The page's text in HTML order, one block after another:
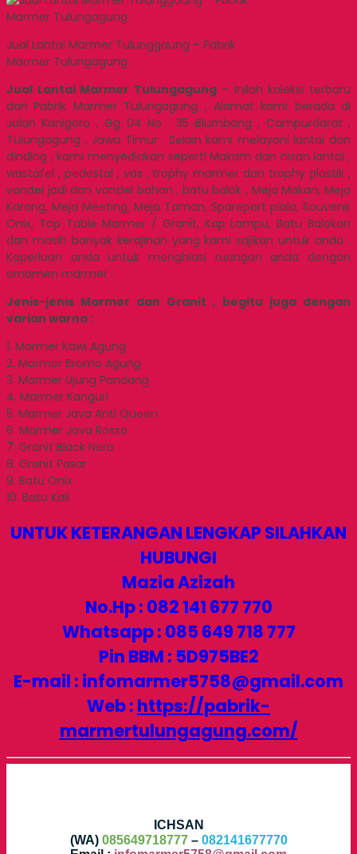
Jual Lantai Marmer Tulunggaung – Pabrik
Marmer Tulungagung
Jual Lantai Marmer Tulungagung– Inilah koleksi terbaru
dari Pabrik Marmer Tulungagung , Alamat kami berada di
Jalan Kanigoro , Gg 04 No . 35 Blumbang , Campurdarat ,
Tulungagung , Jawa Timur . Selain kami melayani lantai dan
dinding , kami menyediakan seperti Makam dan nisan lantai ,
wastafel , pedestal , vas , trophy marmer dan trophy plastik ,
vandel jadi dan vandel bahan , batu balok , Meja Makan, Meja
Karang, Meja Meeting, Meja Taman, Sparepart piala, Souvenir
Onix, Top Table Marmer / Granit, Kap Lampu, Batu Balokan
dan masih banyak kerajinan yang kami sajikan untuk anda .
Keperluan anda untuk menghiasi ruangan anda dengan
ornamen marmer .
Jenis-jenis Marmer dan Granit , begitu juga dengan
varian warna :
1. Marmer Kawi Agung
2. Marmer Bromo Agung
3. Marmer Ujung Pandang
4. Marmer Kanguri
5. Marmer Java Anti Queen
6. Marmer Java Rosso
7. Granit Black Nero
8. Granit Pasar
9. Batu Onix
10. Batu Kali
UNTUK KETERANGAN LENGKAP SILAHKAN
HUBUNGI
Mazia Azizah
No.Hp : 082 141 677 770
Whatsapp : 085 649 718 777
Pin BBM : 5D975BE2
E-mail : infomarmer5758@gmail.com
Web : https://pabrik-
marmertulungagung.com/
ICHSAN
(WA) 085649718777– 082141677770